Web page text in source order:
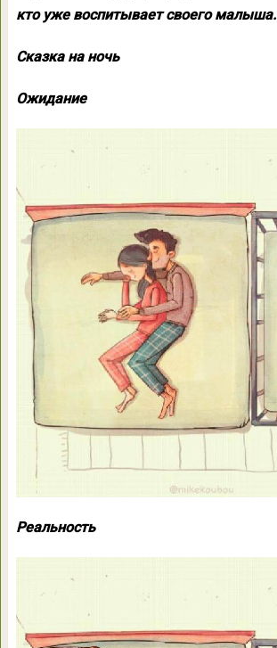
кто уже воспитывает своего малыша.
Сказка на ночь
Ожидание
Реальность